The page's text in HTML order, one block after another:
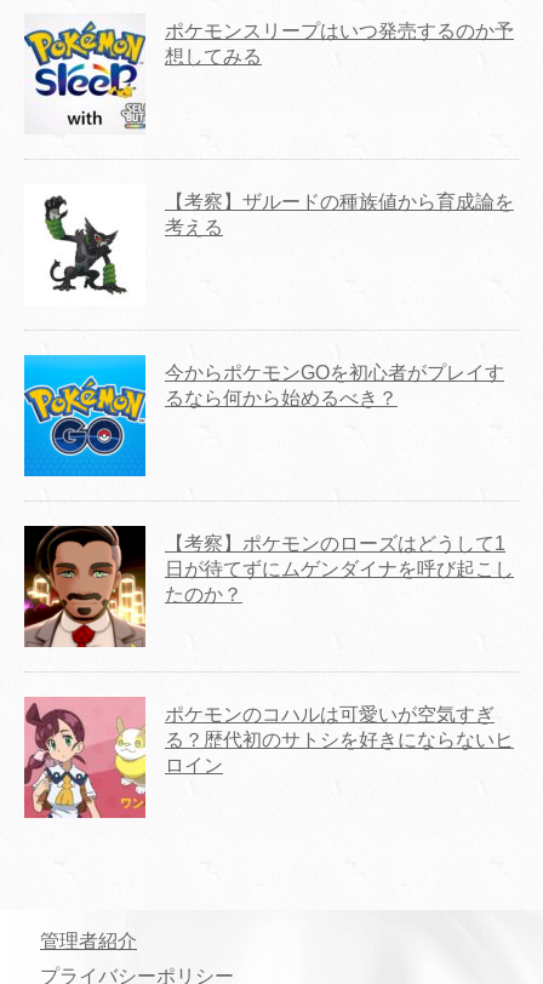
ポケモンスリープはいつ発売するのか予
想してみる
【考察】ザルードの種族値から育成論を
考える
今からポケモンGOを初心者がプレイす
るなら何から始めるべき？
【考察】ポケモンのローズはどうして1
日が待てずにムゲンダイナを呼び起こし
たのか？
ポケモンのコハルは可愛いが空気すぎ
る？歴代初のサトシを好きにならないヒ
ロイン
管理者紹介
プライバシーポリシー